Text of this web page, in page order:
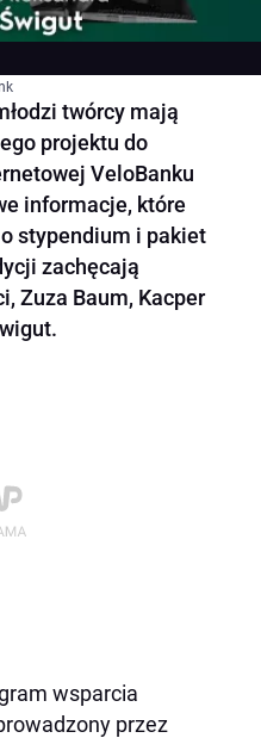
twórcy mają
projektu do
VeloBanku
informacje, które
stypendium i pakiet
zachęcają
Zuza Baum, Kacper
wsparcia
przez